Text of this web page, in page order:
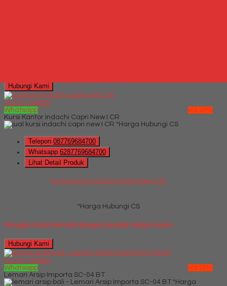
Hubungi Kami
QUICK ORDER
Whatsapp
via SMS
Kursi Kantor Indachi Capri New I CR
*Harga Hubungi CS
Telepon 087769684700
Whatsapp 6287769684700
Lihat Detail Produk
Kursi Kantor Indachi Capri New I CR
*Harga Hubungi CS
Mungkin Anda tertarik dengan produk terbaru kami
Hubungi Kami
QUICK ORDER
Whatsapp
via SMS
Lemari Arsip Importa SC-04 BT
*Harga